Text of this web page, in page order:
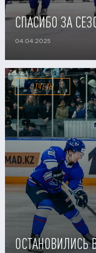
СПАСИБО ЗА
04.04.2025
ОТЧЕТЫ
ОСТАНОВИЛИСЬ